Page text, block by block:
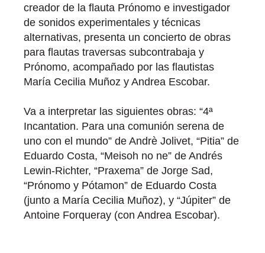
creador de la flauta Prónomo e investigador
de sonidos experimentales y técnicas
alternativas, presenta un concierto de obras
para flautas traversas subcontrabaja y
Prónomo, acompañado por las flautistas
María Cecilia Muñoz y Andrea Escobar.
Va a interpretar las siguientes obras: “4ª
Incantation. Para una comunión serena de
uno con el mundo” de Andrè Jolivet, “Pitia” de
Eduardo Costa, “Meisoh no ne” de Andrés
Lewin-Richter, “Praxema” de Jorge Sad,
“Prónomo y Pótamon” de Eduardo Costa
(junto a María Cecilia Muñoz), y “Júpiter” de
Antoine Forqueray (con Andrea Escobar).